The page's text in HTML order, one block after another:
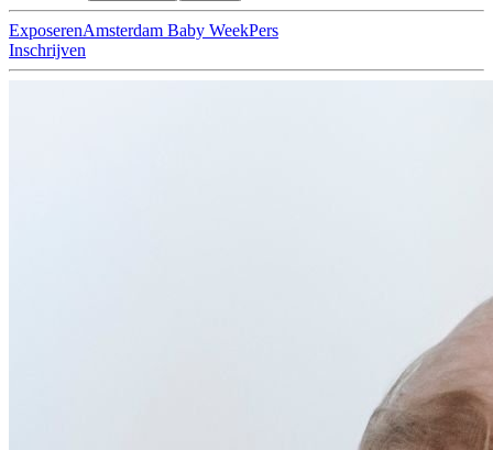
ExposerenAmsterdam Baby WeekPers
Inschrijven